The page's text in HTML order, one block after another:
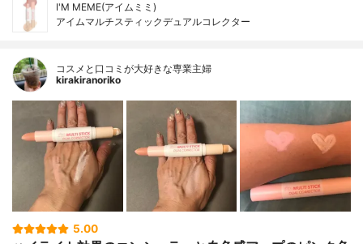
I'M MEME(アイムミミ)
アイムマルチスティックデュアルコレクター
コスメと口コミが大好きな専業主婦
kirakiranoriko
5.00